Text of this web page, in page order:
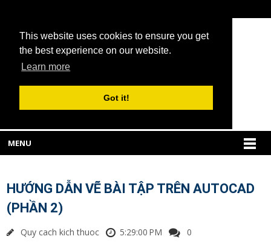
This website uses cookies to ensure you get
the best experience on our website.
Learn more
Got it!
MENU
HƯỚNG DẪN VẼ BÀI TẬP TRÊN AUTOCAD
(PHẦN 2)
Quy cach kich thuoc 5:29:00 PM 0